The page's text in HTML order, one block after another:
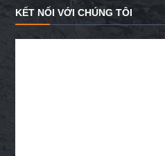
KẾT NỐI VỚI CHÚNG TÔI